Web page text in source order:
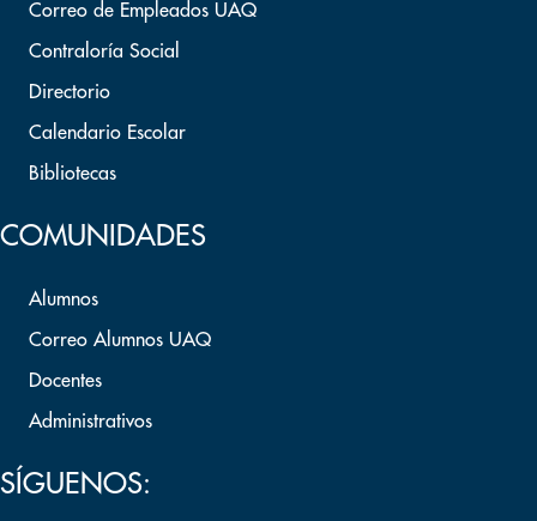
Correo de Empleados UAQ
Contraloría Social
Directorio
Calendario Escolar
Bibliotecas
COMUNIDADES
Alumnos
Correo Alumnos UAQ
Docentes
Administrativos
SÍGUENOS: